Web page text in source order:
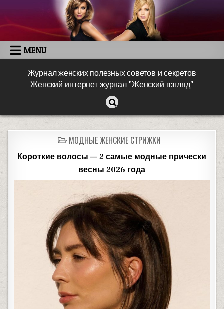
MENU
Журнал женских полезных советов и секретов
Женский интернет журнал "Женский взгляд"
МОДНЫЕ ЖЕНСКИЕ СТРИЖКИ
Короткие волосы — 2 самые модные прически
весны 2026 года